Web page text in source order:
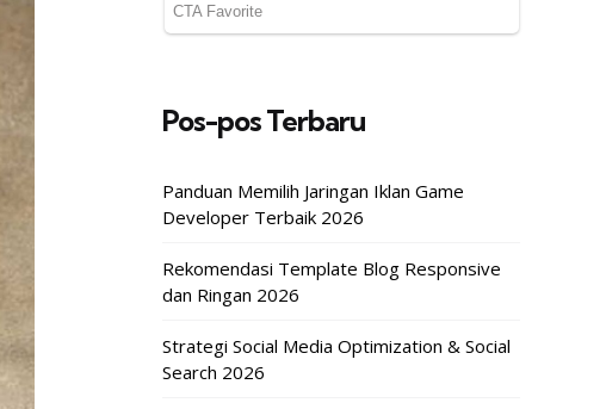
Pos-pos Terbaru
Panduan Memilih Jaringan Iklan Game
Developer Terbaik 2026
Rekomendasi Template Blog Responsive
dan Ringan 2026
Strategi Social Media Optimization & Social
Search 2026